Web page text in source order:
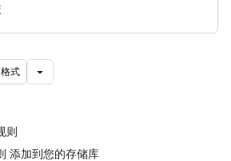
式
则
添加到您的存储库